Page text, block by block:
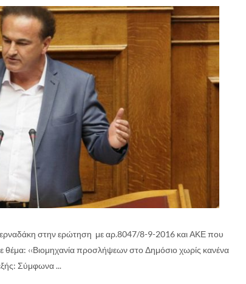
στην ερώτηση με αρ.8047/8-9-2016 και ΑΚΕ που
θέμα: ‹‹Βιομηχανία προσλήψεων στο Δημόσιο χωρίς κανένα
Σύμφωνα ...